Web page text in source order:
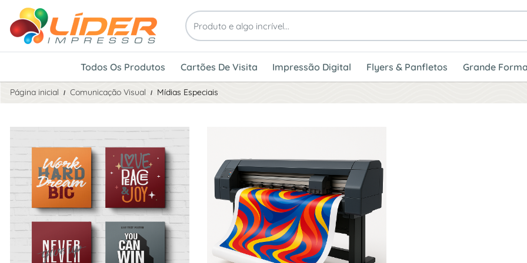
Todos Os Produtos Cartões De Visita Impressão Digital Flyers & Panfletos Grande
Página inicial Comunicação Visual Mídias Especiais
Ver detalhes Tecido Canvas